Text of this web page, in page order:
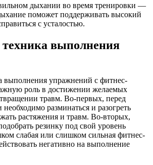
дыхании во время тренировки —
поможет поддерживать высокий
с усталостью.
выполнения
выполнения упражнений с фитнес-
роль в достижении желаемых
травм. Во-первых, перед
разминаться и разогреть
растяжения и травм. Во-вторых,
резинку под свой уровень
слабая или слишком сильная фитнес-
негативно на выполнение